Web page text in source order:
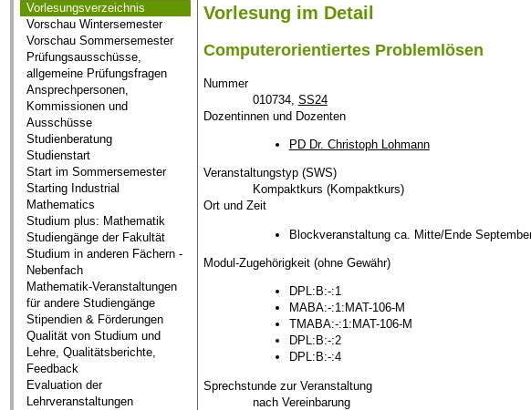
Vorlesungsverzeichnis
Vorschau Wintersemester
Vorschau Sommersemester
Prüfungsausschüsse,
allgemeine Prüfungsfragen
Ansprechpersonen,
Kommissionen und
Ausschüsse
Studienberatung
Studienstart
Start im Sommersemester
Starting Industrial
Mathematics
Studium plus: Mathematik
Studiengänge der Fakultät
Studium in anderen Fächern -
Nebenfach
Mathematik-Veranstaltungen
für andere Studiengänge
Stipendien & Förderungen
Qualität von Studium und
Lehre, Qualitätsberichte,
Feedback
Evaluation der
Lehrveranstaltungen
Vorlesung im Detail
Computerorientiertes Problemlösen
Nummer
010734, SS24
Dozentinnen und Dozenten
PD Dr. Christoph Lohmann
Veranstaltungstyp (SWS)
Kompaktkurs (Kompaktkurs)
Ort und Zeit
Blockveranstaltung ca. Mitte/Ende
Modul-Zugehörigkeit (ohne Gewähr)
DPL:B:-:1
MABA:-:1:MAT-106-M
TMABA:-:1:MAT-106-M
DPL:B:-:2
DPL:B:-:4
Sprechstunde zur Veranstaltung
nach Vereinbarung